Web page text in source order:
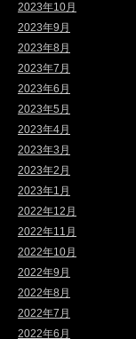
2023年10月
2023年9月
2023年8月
2023年7月
2023年6月
2023年5月
2023年4月
2023年3月
2023年2月
2023年1月
2022年12月
2022年11月
2022年10月
2022年9月
2022年8月
2022年7月
2022年6月